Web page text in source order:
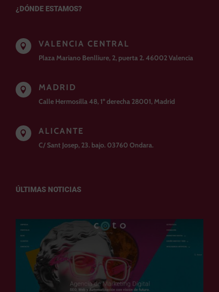
¿DÓNDE ESTAMOS?
 VALENCIA CENTRAL
Plaza Mariano Benlliure, 2, puerta 2. 46002 Valencia
 MADRID
Calle Hermosilla 48, 1º derecha 28001, Madrid
 ALICANTE
C/ Sant Josep, 23. bajo. 03760 Ondara.
ÚLTIMAS NOTICIAS